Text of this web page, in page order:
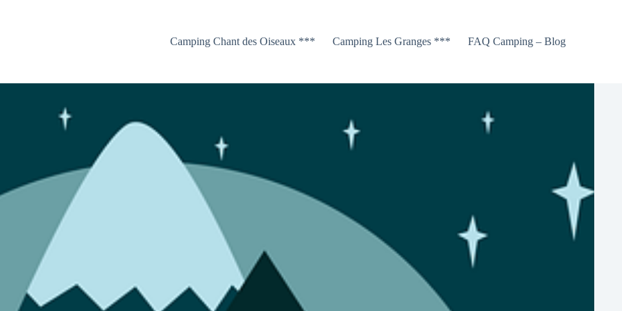
Camping Chant des Oiseaux ***
Camping Les Granges *** FAQ Camping – Blog